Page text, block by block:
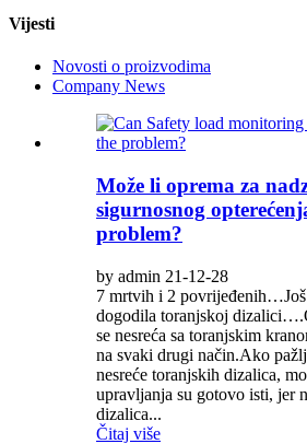
Vijesti
Novosti o proizvodima
Company News
Može li oprema za
sigurnosnog
problem?
by admin 21-12-28
7 mrtvih i 2 povrijeđenih…Još
dogodila toranjskoj
se nesreća sa toranjskim
na svaki drugi način.Ako
nesreće toranjskih dizalica,
upravljanja su gotovo isti, jer
dizalica...
Čitaj više